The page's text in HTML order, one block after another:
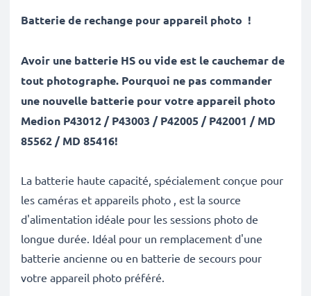
Batterie de rechange pour appareil photo !
Avoir une batterie HS ou vide est le cauchemar de
tout photographe. Pourquoi ne pas commander
une nouvelle batterie pour votre appareil photo
Medion P43012 / P43003 / P42005 / P42001 / MD
85562 / MD 85416!
La batterie haute capacité, spécialement conçue pour
les caméras et appareils photo , est la source
d'alimentation idéale pour les sessions photo de
longue durée. Idéal pour un remplacement d'une
batterie ancienne ou en batterie de secours pour
votre appareil photo préféré.